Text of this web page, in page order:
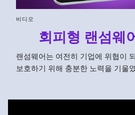
비디오
회피형 랜섬웨
랜섬웨어는 여전히 기업에 위협이
보호하기 위해 충분한 노력을 기울